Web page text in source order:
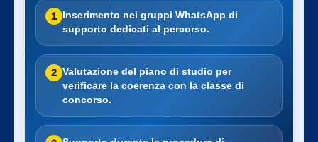
1 Inserimento nei gruppi WhatsApp di
supporto dedicati al percorso.
2 Valutazione del piano di studio per
verificare la coerenza con la classe di
concorso.